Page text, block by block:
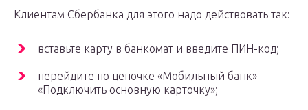
Клиентам Сбербанка для этого надо действовать так:
вставьте карту в банкомат и введите ПИН-код;
перейдите по цепочке «Мобильный банк» –
«Подключить основную карточку»;